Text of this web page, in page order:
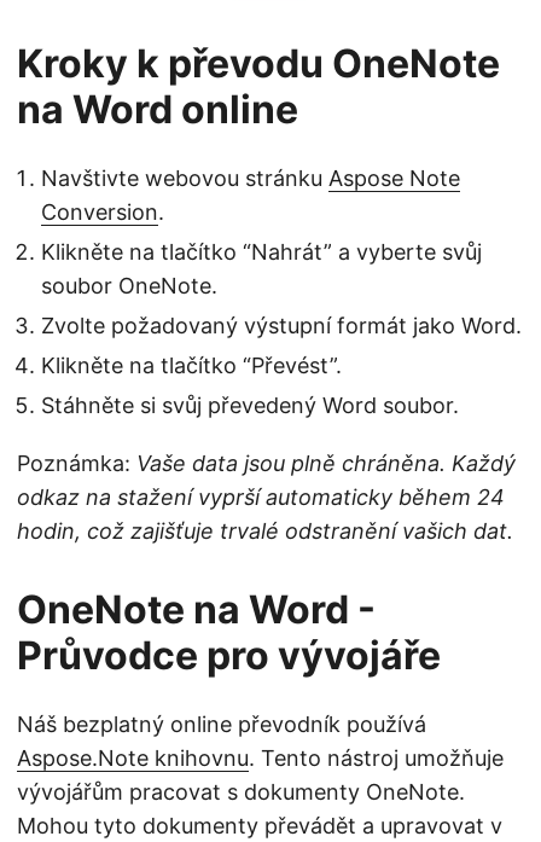
Kroky k převodu OneNote
na Word online
Navštivte webovou stránku Aspose Note
Conversion.
Klikněte na tlačítko “Nahrát” a vyberte svůj
soubor OneNote.
Zvolte požadovaný výstupní formát jako Word.
Klikněte na tlačítko “Převést”.
Stáhněte si svůj převedený Word soubor.
Poznámka: Vaše data jsou plně chráněna. Každý
odkaz na stažení vyprší automaticky během 24
hodin, což zajišťuje trvalé odstranění vašich dat.
OneNote na Word -
Průvodce pro vývojáře
Náš bezplatný online převodník používá
Aspose.Note knihovnu. Tento nástroj umožňuje
vývojářům pracovat s dokumenty OneNote.
Mohou tyto dokumenty převádět a upravovat v